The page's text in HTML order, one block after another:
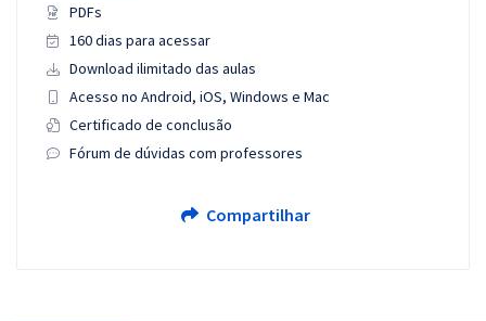
PDFs
160 dias para acessar
Download ilimitado das aulas
Acesso no Android, iOS, Windows e Mac
Certificado de conclusão
Fórum de dúvidas com professores
Compartilhar